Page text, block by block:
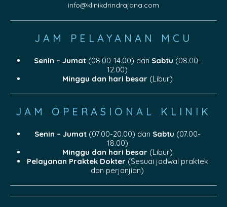
info@klinikdrindrajana.com
JAM PELAYANAN MCU
Senin – Jumat(08.00-14.00) dan Sabtu (08.00-
12.00)
Minggu dan hari besar(Libur)
JAM OPERASIONAL KLINIK
Senin – Jumat(07.00-20.00) dan Sabtu (07.00-
18.00)
Minggu dan hari besar(Libur)
Pelayanan Praktek Dokter(Sesuai jadwal praktek
dan perjanjian)